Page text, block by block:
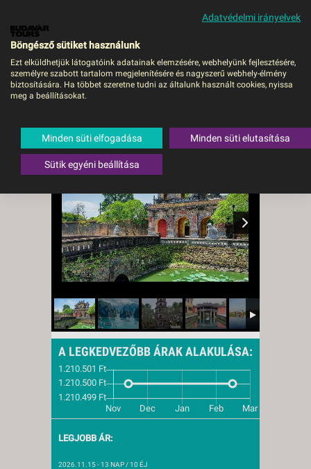
MENÜ
Körutazás Vietnámban -
Vietnam,Hanoi
A LEGKEDVEZŐBB ÁRAK ALAKULÁSA:
LEGJOBB ÁR:
2026.11.15- 13 NAP / 10 ÉJ
Adatvédelmi irányelvek
Böngésző sütiket használunk
Ezt elküldhetjük látogatóink adatainak elemzésére, webhelyünk fejlesztésére,
személyre szabott tartalom megjelenítésére és nagyszerű webhely-élmény
biztosítására. Ha többet szeretne tudni az általunk használt cookies, nyissa
meg a beállításokat.
Minden süti elfogadása Minden süti elutasítása
Sütik egyéni beállítása